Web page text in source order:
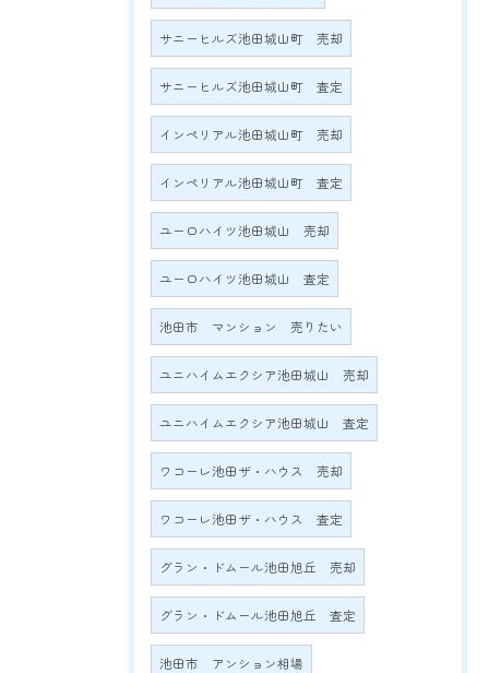
サニーヒルズ池田城山町 売却
サニーヒルズ池田城山町 査定
インペリアル池田城山町 売却
インペリアル池田城山町 査定
ユーロハイツ池田城山 売却
ユーロハイツ池田城山 査定
池田市 マンション 売りたい
ユニハイムエクシア池田城山 売却
ユニハイムエクシア池田城山 査定
ワコーレ池田ザ・ハウス 売却
ワコーレ池田ザ・ハウス 査定
グラン・ドムール池田旭丘 売却
グラン・ドムール池田旭丘 査定
池田市 アンション相場